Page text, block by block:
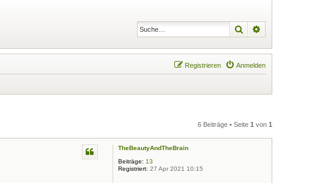
Suche
Anmelden
Registrieren
6 Beiträge • Seite 1 von 1
TheBeautyAndTheBrain
Beiträge: 13
Registriert: 27 Apr 2021 10:15